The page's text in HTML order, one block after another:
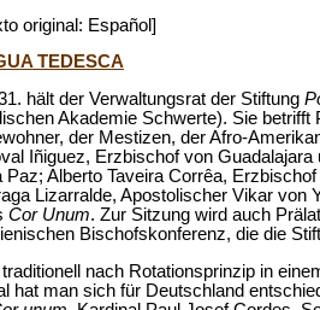
original: Español]
TEDESCA
hält der Verwaltungsrat der Stiftung
Akademie Schwerte). Sie
der Mestizen, der Afro-
Iñiguez, Erzbischof von
Paz; Alberto Taveira Corrêa,
Lizarralde, Apostolischer Vikar von
Cor Unum. Zur Sitzung wird auch
Bischofskonferenz, die die
traditionell nach Rotationsprinzip in
hat man sich für Deutschland